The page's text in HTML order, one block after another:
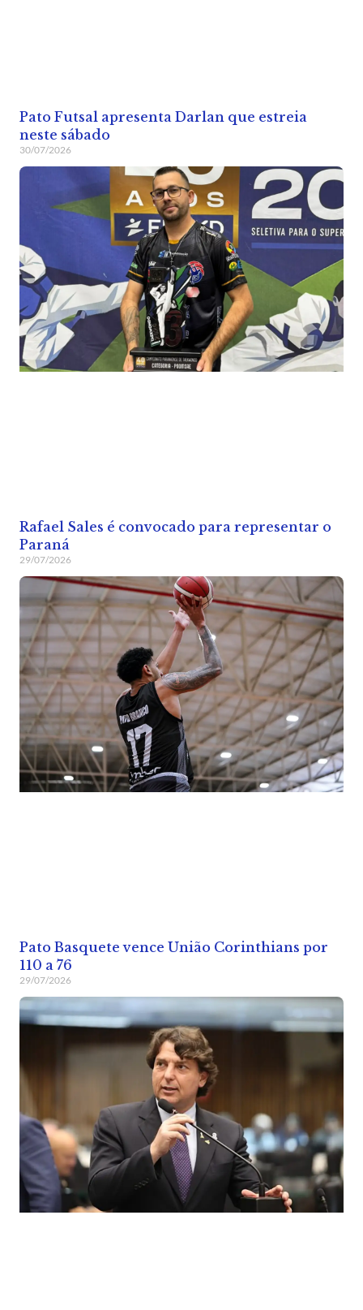
Pato Futsal apresenta Darlan que estreia
neste sábado
30/07/2026
Rafael Sales é convocado para representar o
Paraná
29/07/2026
Pato Basquete vence União Corinthians por
110 a 76
29/07/2026